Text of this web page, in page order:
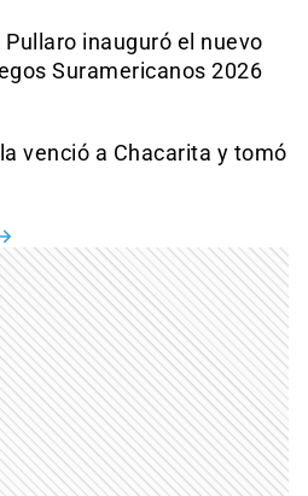
inauguró el nuevo
Suramericanos 2026
venció a Chacarita y tomó